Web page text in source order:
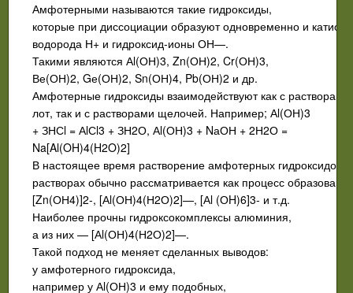
Амфотерными называются такие гидроксиды,
которые при диссоциации образуют одновременно и
водорода Н+ и гидроксид-ионы ОН—.
Такими являются Аl(ОН)3, Zn(ОН)2, Cr(ОН)3,
Ве(ОН)2, Gе(ОН)2, Sn(ОН)4, Pb(ОН)2 и др.
Амфотерные гидроксиды взаимодействуют как с
лот, так и с растворами щелочей. Например; Аl(ОН)3
+ ЗНСl = АlСl3 + ЗН2О, Аl(ОН)3 + NаОН + 2Н2О =
Na[Al(OH)4(H2O)2]
В настоящее время растворение амфотерных гидроксидов
растворах обычно рассматривается как процесс
[Zn(ОН4)]2-, [Аl(ОН)4(Н2О)2]—, [Аl (ОH)6]3- и т.д.
Наиболее прочны гидроксокомплексы алюминия,
а из них — [Аl(ОН)4(Н2О)2]—.
Такой подход не меняет сделанных выводов:
у амфотерного гидроксида,
например у Аl(ОН)3 и ему подобных,